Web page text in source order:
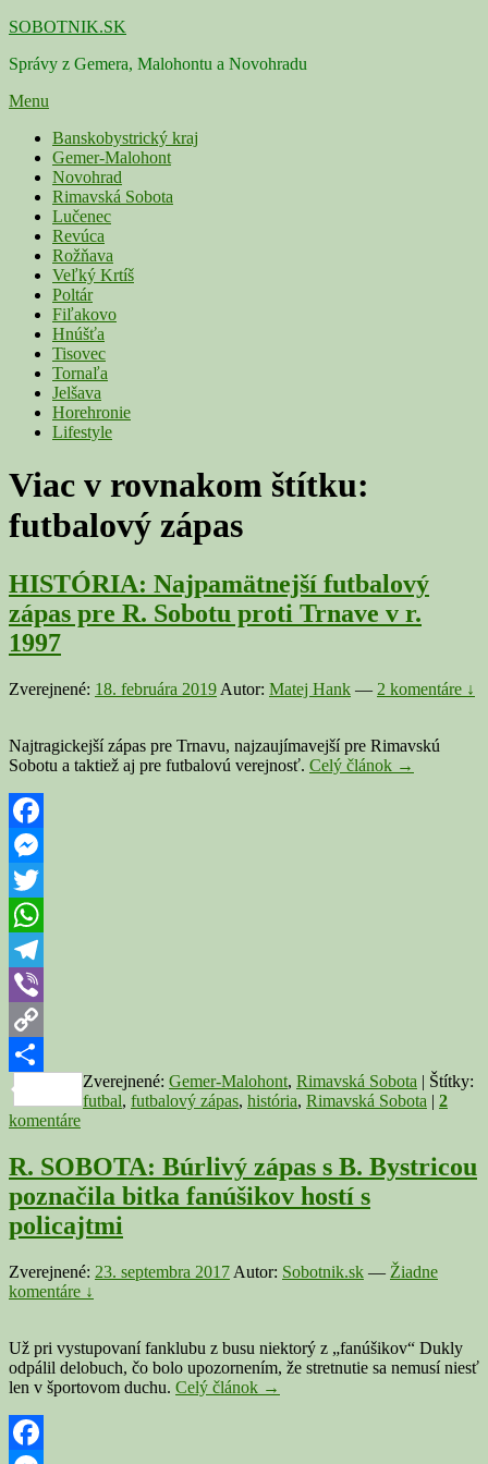
Skip
content
SOBOTNIK.SK
Správy z Gemera, Malohontu a Novohradu
Menu
Primárne
menu
Banskobystrický kraj
Gemer-Malohont
Novohrad
Rimavská Sobota
Lučenec
Revúca
Rožňava
Veľký Krtíš
Poltár
Fiľakovo
Hnúšťa
Tisovec
Tornaľa
Jelšava
Horehronie
Lifestyle
Viac v rovnakom štítku:
futbalový zápas
HISTÓRIA: Najpamätnejší futbalový
zápas pre R. Sobotu proti Trnave v r.
1997
Zverejnené: 18. februára 2019 Autor: Matej Hank — 2 komentáre ↓
Najtragickejší zápas pre Trnavu, najzaujímavejší pre Rimavskú
Sobotu a taktiež aj pre futbalovú verejnosť. Celý článok HISTÓRIA:
→
Facebook
Messenger
Twitter
WhatsApp
Telegram
Viber
Copy
Link
Share
Zverejnené: Gemer-Malohont, Rimavská Sobota | Štítky:
futbal, futbalový zápas, história, Rimavská Sobota | 2
komentáre
R. SOBOTA: Búrlivý zápas s B. Bystricou
poznačila bitka fanúšikov hostí s
policajtmi
Zverejnené: 23. septembra 2017 Autor: Sobotnik.sk — Žiadne
komentáre ↓
Už pri vystupovaní fanklubu z busu niektorý z „fanúšikov“ Dukly
odpálil delobuch, čo bolo upozornením, že stretnutie sa nemusí niesť
len v športovom duchu. Celý článok R.
→